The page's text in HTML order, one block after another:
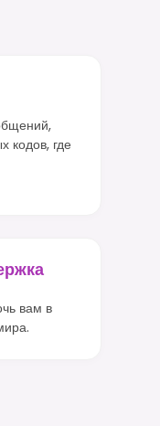
кодов, где
вам в